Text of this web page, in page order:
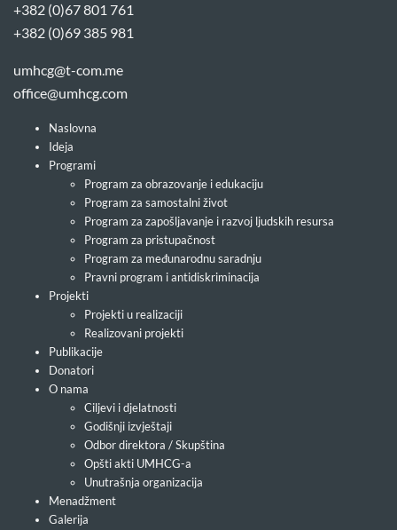
+382 (0)67 801 761
+382 (0)69 385 981
umhcg@t-com.me
office@umhcg.com
Naslovna
Ideja
Programi
Program za obrazovanje i edukaciju
Program za samostalni život
Program za zapošljavanje i razvoj ljudskih resursa
Program za pristupačnost
Program za međunarodnu saradnju
Pravni program i antidiskriminacija
Projekti
Projekti u realizaciji
Realizovani projekti
Publikacije
Donatori
O nama
Ciljevi i djelatnosti
Godišnji izvještaji
Odbor direktora / Skupština
Opšti akti UMHCG-a
Unutrašnja organizacija
Menadžment
Galerija